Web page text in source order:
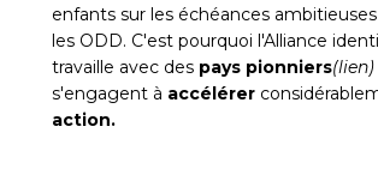
enfants sur les échéances
les ODD. C'est pourquoi l'Alliance
travaille avec des pays pionniers(lien)
s'engagent à accélérer
action.